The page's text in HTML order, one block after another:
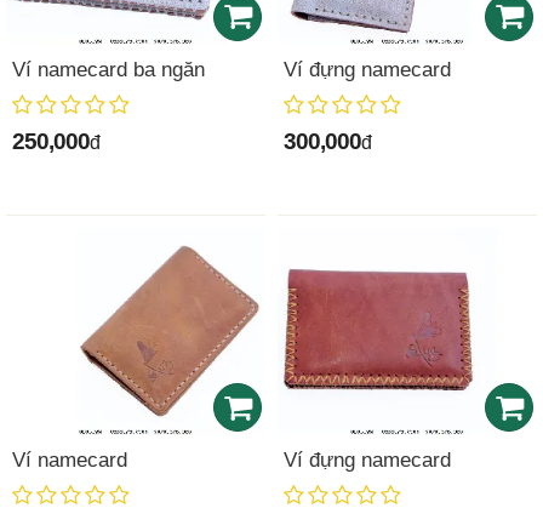
Ví namecard ba ngăn
250,000đ
Ví đựng namecard
300,000đ
Ví namecard Ví đựng namecard